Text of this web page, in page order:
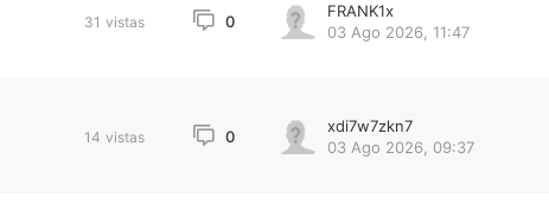
31 vistas 0
FRANK1x
03 Ago 2026, 11:47
14 vistas 0
xdi7w7zkn7
03 Ago 2026, 09:37